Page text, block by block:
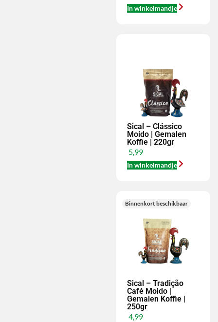
In winkelmandje
Sical – Clássico
Moido | Gemalen
Koffie | 220gr
5,99
In winkelmandje
Binnenkort beschikbaar
Sical – Tradição
Café Moido |
Gemalen Koffie |
250gr
4,99